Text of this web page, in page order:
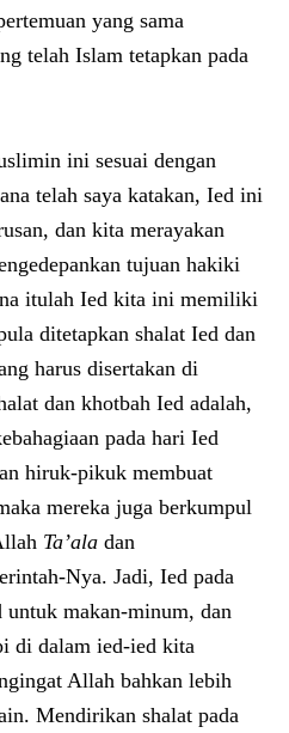
yang sama
telah Islam tetapkan pada
ini sesuai dengan
telah saya katakan, Ied ini
dan kita merayakan
tujuan hakiki
itulah Ied kita ini memiliki
ditetapkan shalat Ied dan
harus disertakan di
dan khotbah Ied adalah,
pada hari Ied
hiruk-pikuk membuat
mereka juga berkumpul
Ta’ala dan
Nya. Jadi, Ied pada
makan-minum, dan
di dalam ied-ied kita
Allah bahkan lebih
Mendirikan shalat pada